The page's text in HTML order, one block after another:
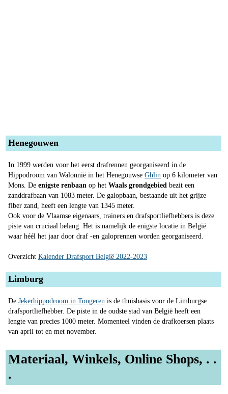
Henegouwen
In 1999 werden voor het eerst drafrennen georganiseerd in de
Hippodroom van Walonnië in het Henegouwse Ghlin op 6 kilometer van
Mons. De enigste renbaan op het Waals grondgebied bezit een
zanddrafbaan van 1083 meter. De galopbaan, bestaande uit het grijze
fiber zand, heeft een lengte van 1345 meter.
Ook voor de Vlaamse eigenaars, trainers en drafsportliefhebbers is deze
piste van cruciaal belang. Het is namelijk de enigste locatie in België
waar héél het jaar door draf -en galoprennen worden georganiseerd.
Overzicht Kalender Drafsport België 2022-2023
Limburg
De Jekerhippodroom in Tongeren is de thuisbasis voor de Limburgse
drafsportliefhebber. De piste in de oudste stad van België heeft een
lengte van precies 1000 meter. Momenteel vinden de drafkoersen plaats
van april tot en met november.
Materiaal, Winkels, Online Shops, . .
.